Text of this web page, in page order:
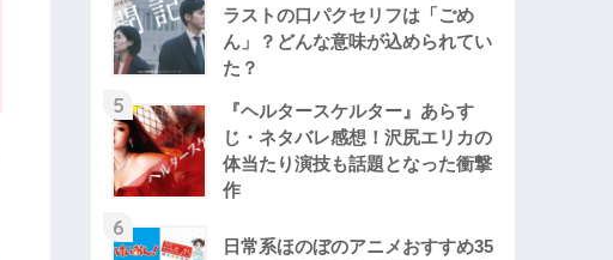
ラストの口パクセリフは「ごめ
ん」？どんな意味が込められてい
た？
5
『ヘルタースケルター』あらす
じ・ネタバレ感想！沢尻エリカの
体当たり演技も話題となった衝撃
作
6
日常系ほのぼのアニメおすすめ35